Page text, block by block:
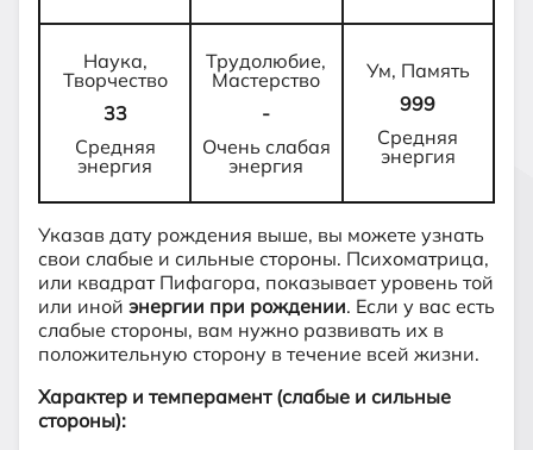
Наука,
Творчество
33
Средняя
энергия
Трудолюбие,
Мастерство
-
Очень слабая
энергия
Ум, Память
999
Средняя
энергия
Указав дату рождения выше, вы можете узнать
свои слабые и сильные стороны. Психоматрица,
или квадрат Пифагора, показывает уровень той
или иной энергии при рождении. Если у вас есть
слабые стороны, вам нужно развивать их в
положительную сторону в течение всей жизни.
Характер и темперамент (слабые и сильные
стороны):